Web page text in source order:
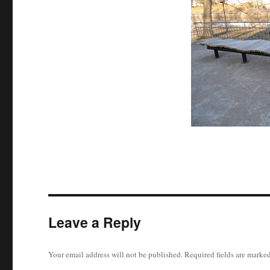
Leave a Reply
Your email address will not be published.Required fields are